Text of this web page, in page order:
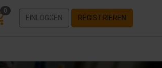
0
EINLOGGEN REGISTRIEREN